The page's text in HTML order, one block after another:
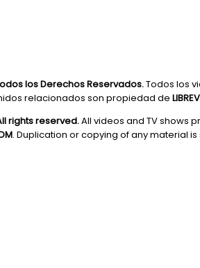
los Derechos Reservados.Todos los
relacionados son propiedad de
rights reserved.All videos and TV shows
. Duplication or copying of any material